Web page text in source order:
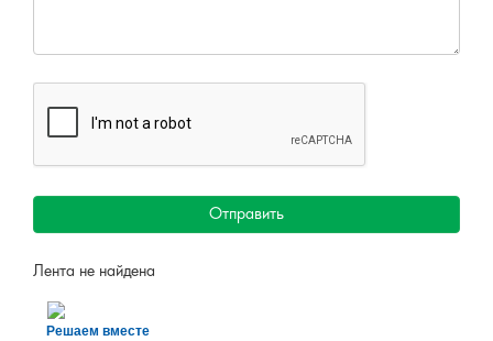
Отправить
Лента не найдена
Решаем вместе